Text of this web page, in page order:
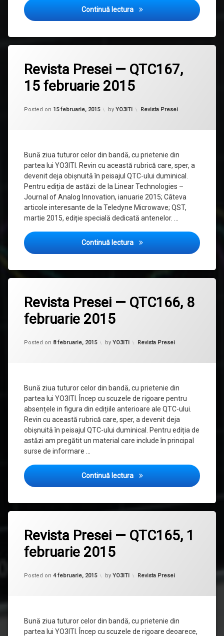
Continuă lectura Revista Presei — QTC168,
Revista Presei — QTC167,
15 februarie 2015
Posted on 15 februarie, 2015
Updated on 1 octombrie, 2015
by YO3ITI Categorii:
Revista Presei
Bună ziua tuturor celor din bandă, cu prietenie din
partea lui YO3ITI. Revin cu această rubrică care, sper, a
devenit deja obișnuită în peisajul QTC-ului duminical.
Pentru ediția de astăzi: de la Linear Technologies –
Journal of Analog Innovation, ianuarie 2015; Câteva
articole interesante de la Teledyne Microwave; QST,
martie 2015, ediție specială dedicată antenelor. …
Continuă lectura Revista Presei — QTC167,
LTC2983
presei
Revista Presei — QTC166, 8
februarie 2015
Posted on 8 februarie, 2015
Updated on 1 octombrie, 2015
by YO3ITI Categorii:
Revista Presei
Bună ziua tuturor celor din bandă, cu prietenie din
partea lui YO3ITI. Încep cu scuzele de rigoare pentru
absențele in figura din edițiile anterioare ale QTC-ului.
Revin cu această rubrică care, sper, a devenit deja
obișnuită în peisajul QTC-ului duminical. Pentru ediția de
astăzi am pregătit un material care include în principal
surse de informare …
Continuă lectura Revista Presei — QTC166,
Analog
Devices
Analog
ARRL
Revista Presei — QTC165, 1
februarie 2015
Posted on 4 februarie, 2015
Updated on 12 noiembrie, 2015
by YO3ITI Categorii:
Revista Presei
Bună ziua tuturor celor din bandă, cu prietenie din
partea lui YO3ITI. Încep cu scuzele de rigoare deoarece,
Analog
Devices
Analog
QEX